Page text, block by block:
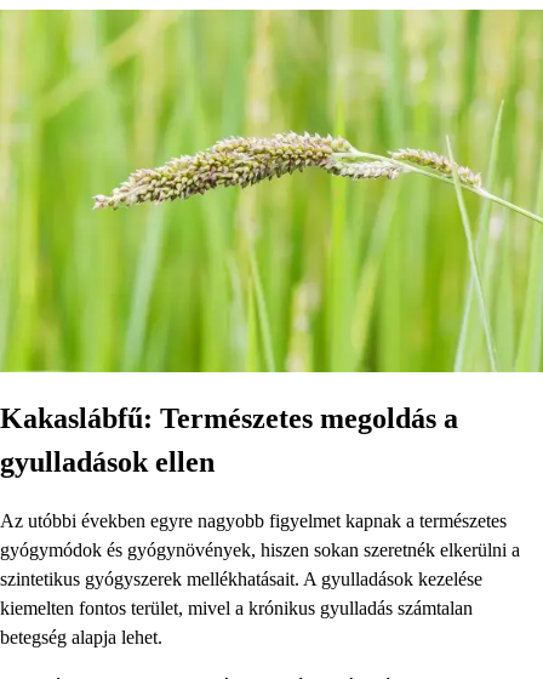
Kakaslábfű: Természetes megoldás a
gyulladások ellen
Az utóbbi években egyre nagyobb figyelmet kapnak a természetes
gyógymódok és gyógynövények, hiszen sokan szeretnék elkerülni a
szintetikus gyógyszerek mellékhatásait. A gyulladások kezelése
kiemelten fontos terület, mivel a krónikus gyulladás számtalan
betegség alapja lehet.